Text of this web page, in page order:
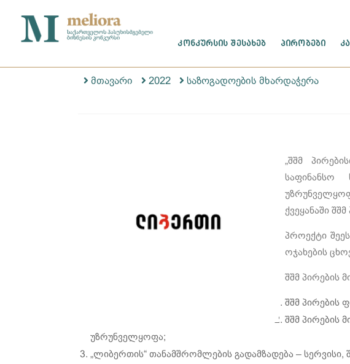
ᲙᲝᲜᲙᲣᲠᲡᲘᲡ ᲨᲔᲡᲐᲮᲔᲑ ᲞᲘᲠᲝᲑᲔᲑᲘ
მთავარი 2022 საზოგადოების მხარდაჭერა
„შშმ
საფინანსო
ქვეყანაში
პროექტი
ოჯახების
შშმ პირების
შშმ პირების
შშმ პირების
უზრუნველყოფა;
„ლიბერთის“ თანამშრომლების გადამზადება – სერვისი,